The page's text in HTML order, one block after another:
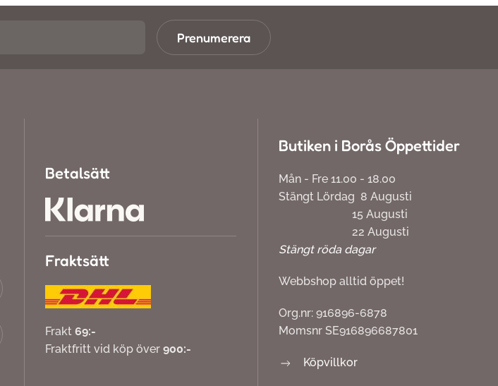
Prenumerera
Betalsätt
Fraktsätt
Frakt 69:-
Fraktfritt vid köp över 900:-
Butiken i Borås Öppettider
Mån - Fre 11.00 - 18.00
Stängt Lördag 8 Augusti
15 Augusti
22 Augusti
Stängt röda dagar
Webbshop alltid öppet!
Org.nr: 916896-6878
Momsnr SE916896687801
Köpvillkor